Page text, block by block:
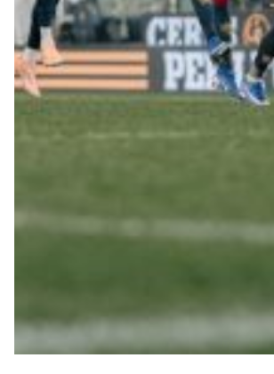
Robe di Kappa x Genoa
Vintage Collection
Red&Blue Voices